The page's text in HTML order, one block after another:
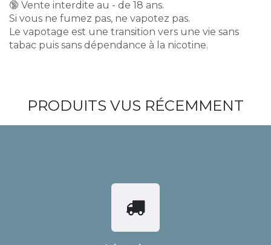
🔞 Vente interdite au - de 18 ans.
Si vous ne fumez pas, ne vapotez pas.
Le vapotage est une transition vers une vie sans
tabac puis sans dépendance à la nicotine.
PRODUITS VUS RÉCEMMENT